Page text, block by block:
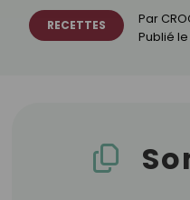
RECETTES Par
Publié le